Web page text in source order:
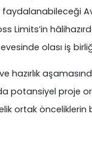
Limits’in
olası iş birliği
hazırlık
potansiyel proje
ortak önceliklerin